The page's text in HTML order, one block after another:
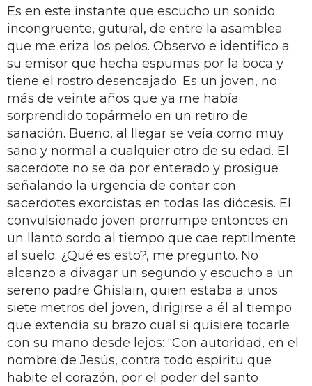
Es en este instante que escucho un sonido
incongruente, gutural, de entre la asamblea
que me eriza los pelos. Observo e identifico a
su emisor que hecha espumas por la boca y
tiene el rostro desencajado. Es un joven, no
más de veinte años que ya me había
sorprendido topármelo en un retiro de
sanación. Bueno, al llegar se veía como muy
sano y normal a cualquier otro de su edad. El
sacerdote no se da por enterado y prosigue
señalando la urgencia de contar con
sacerdotes exorcistas en todas las diócesis. El
convulsionado joven prorrumpe entonces en
un llanto sordo al tiempo que cae reptilmente
al suelo. ¿Qué es esto?, me pregunto. No
alcanzo a divagar un segundo y escucho a un
sereno padre Ghislain, quien estaba a unos
siete metros del joven, dirigirse a él al tiempo
que extendía su brazo cual si quisiere tocarle
con su mano desde lejos: “Con autoridad, en el
nombre de Jesús, contra todo espíritu que
habite el corazón, por el poder del santo